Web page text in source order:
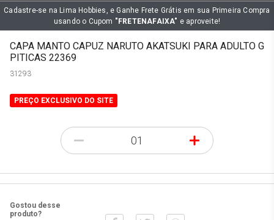
Cadastre-se na Lima Hobbies, e Ganhe Frete Grátis em sua Primeira Compra
usando o Cupom "FRETENAFAIXA" e aproveite!
CAPA MANTO CAPUZ NARUTO AKATSUKI PARA ADULTO G
PITICAS 22369
31293
PREÇO EXCLUSIVO DO SITE
- +
Gostou desse
produto?